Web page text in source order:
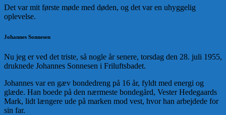
Det var mit første møde med døden, og det var en uhyggelig
oplevelse.
Johannes Sonnesen
Nu jeg er ved det triste, så nogle år senere, torsdag den 28. juli 1955,
druknede Johannes Sonnesen i Friluftsbadet.
Johannes var en gæv bondedreng på 16 år, fyldt med energi og
glæde. Han boede på den nærmeste bondegård, Vester Hedegaards
Mark, lidt længere ude på marken mod vest, hvor han arbejdede for
sin far.